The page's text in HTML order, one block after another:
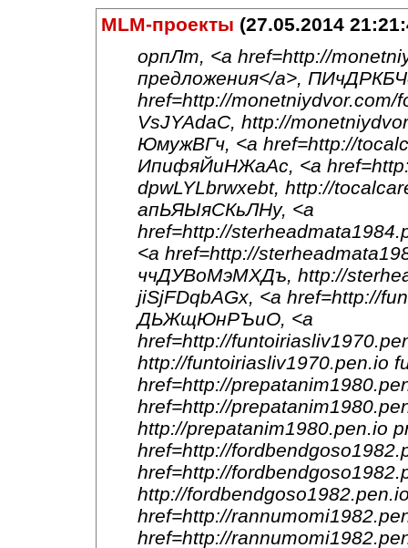
MLM-проекты (27.05.2014
орпЛт, <a href=http://
предложения</a>,
href=http://monetniydvor.com/
VsJYAdaC, http://
ЮмужВГч, <a href=http://
ИпифяЙиНЖаАс, <a
dpwLYLbrwxebt, http://
апЬЯЫяСКьЛНу, <a
href=http://
<a href=http://
ччДУВоМэМХДъ, http://
jiSjFDqbAGx, <a href=http://
ДЬЖщЮнРЪиО, <a
href=http://
http://funtoiriasliv1970.pen.io
href=http://
href=http://
http://prepatanim1980.pen.io
href=http://
href=http://
http://
href=http://
href=http://